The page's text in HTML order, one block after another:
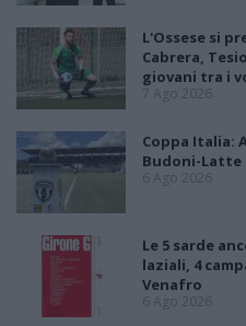
L'Ossese si
Cabrera,
giovani tra i
7 Ago 2026
Coppa Italia:
Budoni-Latte
6 Ago 2026
Le 5 sarde
laziali, 4
Venafro
6 Ago 2026